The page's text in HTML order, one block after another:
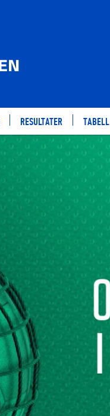
RESULTATER TABELL